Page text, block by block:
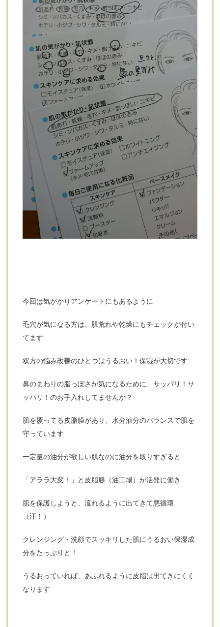
今回は気がかりアンケートにもあるように
毛穴が気になる方は、肌荒れや乾燥にもチェックが付い
てます
双方の悩み改善のひとつはうるおい！保湿が大切です
鼻のまわりの脂っぽさが気になるために、サッパリ！サ
ッパリ！のお手入れしてませんか？
肌を覆ってる皮脂膜があり、水分油分のバランスで肌を
守っています
一定量の油分が欲しい肌なのに油分を取りすぎると
「アララ大変！」と皮脂腺（油工場）が活発に働き
肌を保護しようと、流れるように出てきて悪循環
（汗！）
クレンジング・洗顔でスッキリした肌にうるおい保湿成
分をたっぷりと！
うるおっていれば、あふれるように皮脂は出てきにくく
なります